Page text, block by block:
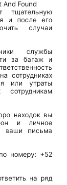
тщательную
и после его
случаи
службы
за багаж и
сотрудниках
или утраты
находок вы
и личное
ваши письма
номеру: +52
на ряд